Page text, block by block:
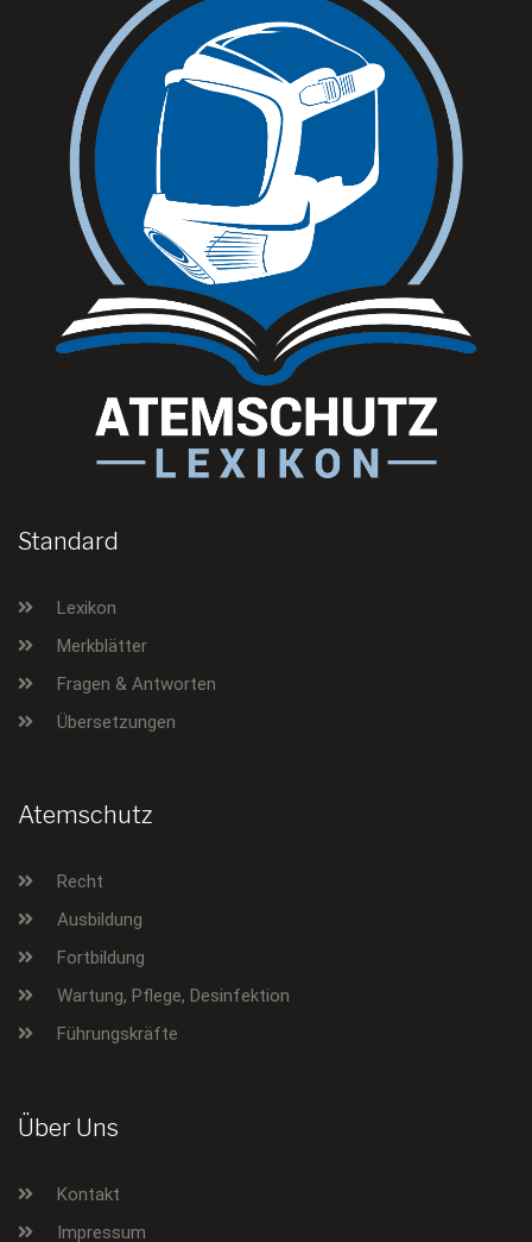
Standard
Lexikon
Merkblätter
Fragen & Antworten
Übersetzungen
Atemschutz
Recht
Ausbildung
Fortbildung
Wartung, Pflege, Desinfektion
Führungskräfte
Über Uns
Kontakt
Impressum